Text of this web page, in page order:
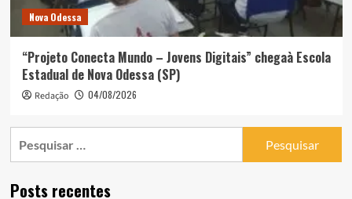
Nova Odessa
“Projeto Conecta Mundo – Jovens Digitais” chegaà Escola
Estadual de Nova Odessa (SP)
Redação 04/08/2026
Posts recentes